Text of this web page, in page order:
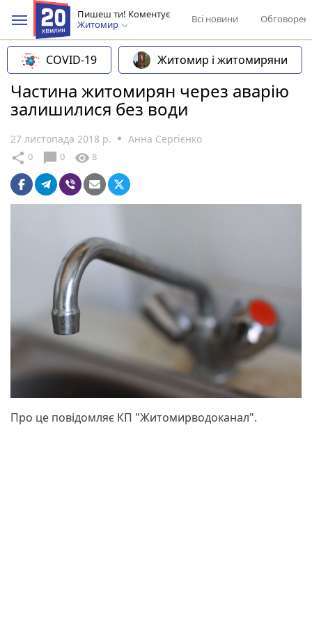
Пишеш ти! Коментує
Житомир
Всі новини
COVID-19 Житомир і житомиряни
Частина житомирян через аварію
залишилися без води
27 листопада 2018 р. Анна Сергієнко
share 0 chat_bubble 0 visibility 8
Про це повідомляє КП "Житомирводоканал".